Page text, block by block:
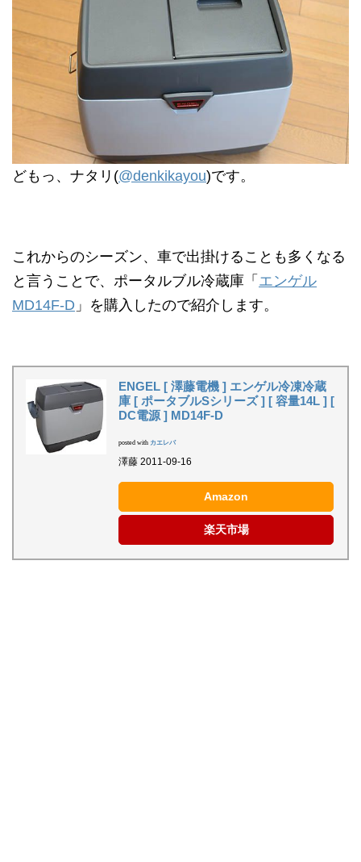
どもっ、ナタリ(@denkikayou)です。
これからのシーズン、車で出掛けることも多くなる
と言うことで、ポータルブル冷蔵庫「 エンゲル
MD14F-D 」を購入したので紹介します。
ENGEL [ 澤藤電機 ] エンゲル冷凍冷蔵
庫 [ ポータブルSシリーズ ] [ 容量14L ] [
DC電源 ] MD14F-D
posted with カエレバ
澤藤 2011-09-16
Amazon
楽天市場